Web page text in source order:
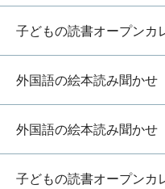
子どもの読書オープンカ
外国語の絵本読み聞かせ
外国語の絵本読み聞かせ
子どもの読書オープンカ